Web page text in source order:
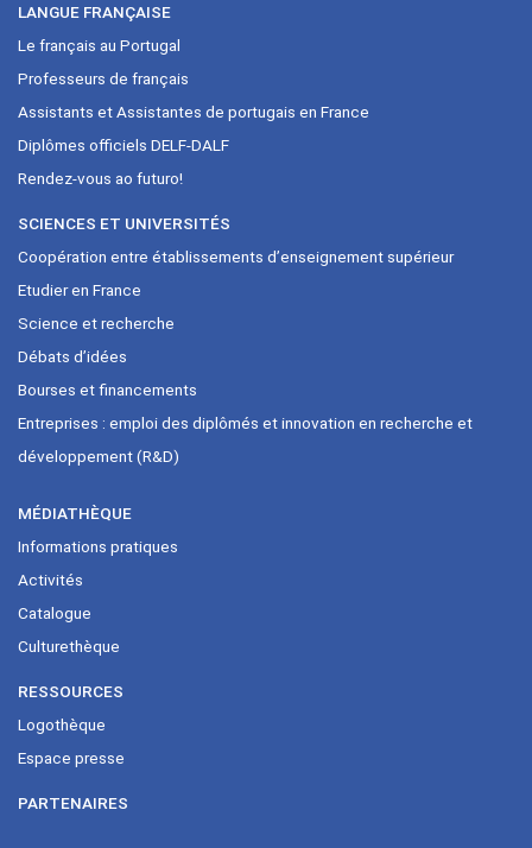
LANGUE FRANÇAISE
Le français au Portugal
Professeurs de français
Assistants et Assistantes de portugais en France
Diplômes officiels DELF-DALF
Rendez-vous ao futuro!
SCIENCES ET UNIVERSITÉS
Coopération entre établissements d’enseignement supérieur
Etudier en France
Science et recherche
Débats d’idées
Bourses et financements
Entreprises : emploi des diplômés et innovation en recherche et
développement (R&D)
MÉDIATHÈQUE
Informations pratiques
Activités
Catalogue
Culturethèque
RESSOURCES
Logothèque
Espace presse
PARTENAIRES